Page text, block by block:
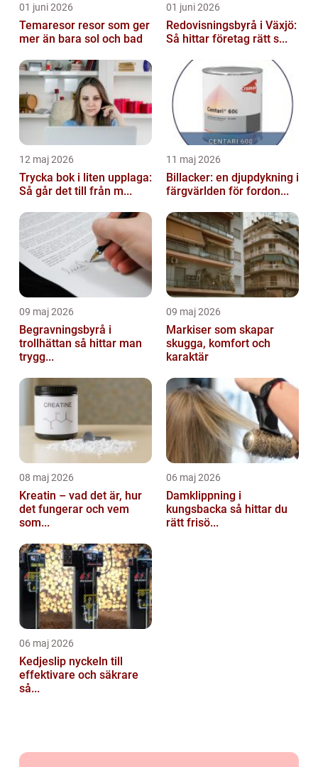
01 juni 2026
Temaresor resor som ger
mer än bara sol och bad
01 juni 2026
Redovisningsbyrå i Växjö:
Så hittar företag rätt s...
12 maj 2026
Trycka bok i liten upplaga:
Så går det till från m...
11 maj 2026
Billacker: en djupdykning i
färgvärlden för fordon...
09 maj 2026
Begravningsbyrå i
trollhättan så hittar man
trygg...
09 maj 2026
Markiser som skapar
skugga, komfort och
karaktär
08 maj 2026
Kreatin – vad det är, hur
det fungerar och vem
som...
06 maj 2026
Damklippning i
kungsbacka så hittar du
rätt frisö...
06 maj 2026
Kedjeslip nyckeln till
effektivare och säkrare
så...